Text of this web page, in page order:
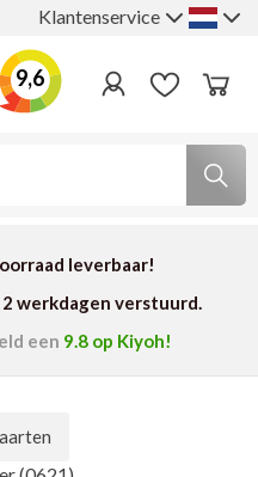
Klantenservice
9,6
leverbaar!
werkdagen verstuurd.
een 9.8 op Kiyoh!